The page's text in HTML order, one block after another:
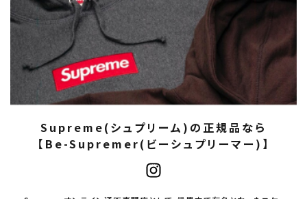
Supreme(シュプリーム)の正規品なら
【Be-Supremer(ビーシュプリーマー)】